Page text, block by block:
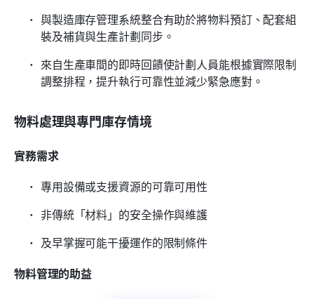
與製造庫存管理系統整合有助於將物料預訂、配套組
裝及補貨與生產計劃同步。
來自生產車間的即時回饋使計劃人員能根據實際限制
調整排程，提升執行可靠性並減少緊急應對。
物料處理與專門庫存情境
實務需求
專用設備或支援資源的可靠可用性
非傳統「材料」的安全操作與維護
及早掌握可能干擾運作的限制條件
物料管理的助益